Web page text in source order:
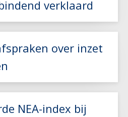
verklaard
over inzet
NEA-index bij